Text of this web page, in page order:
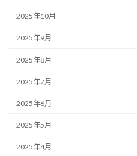
2025年10月
2025年9月
2025年8月
2025年7月
2025年6月
2025年5月
2025年4月